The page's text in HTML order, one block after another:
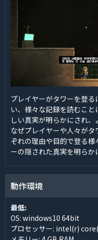
プレイヤーがタワーを登
い、様々な記録を読むこ
しい真実が明らかにされ、
なぜプレイヤーや人々が
ぞれの理由や目的で登る
ーの隠された真実を明らか
動作環境
最低:
OS: windows10 64bit
プロセッサー: intel(r)